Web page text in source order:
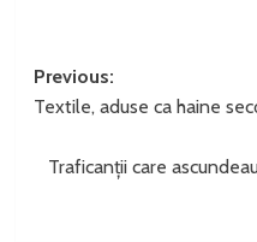
Post
navigation
Previous:
Textile, aduse ca haine
Traficanții care